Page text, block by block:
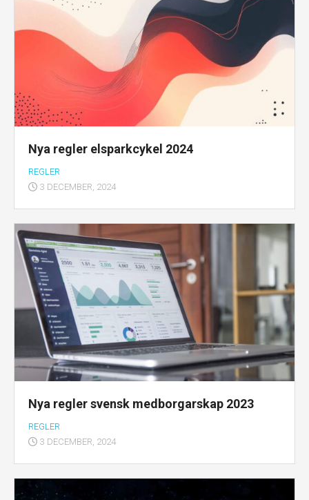
Nya regler elsparkcykel 2024
REGLER
3 DECEMBER, 2024
Nya regler svensk medborgarskap 2023
REGLER
3 DECEMBER, 2024